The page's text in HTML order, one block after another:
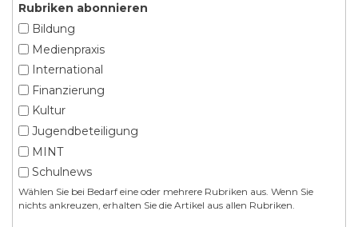
Rubriken abonnieren
Bildung
Medienpraxis
International
Finanzierung
Kultur
Jugendbeteiligung
MINT
Schulnews
Wählen Sie bei Bedarf eine oder mehrere Rubriken aus. Wenn Sie
nichts ankreuzen, erhalten Sie die Artikel aus allen Rubriken.